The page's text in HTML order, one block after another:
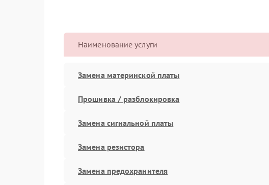
Наименование услуги
Замена материнской платы
Прошивка / разблокировка
Замена сигнальной платы
Замена резистора
Замена предохранителя